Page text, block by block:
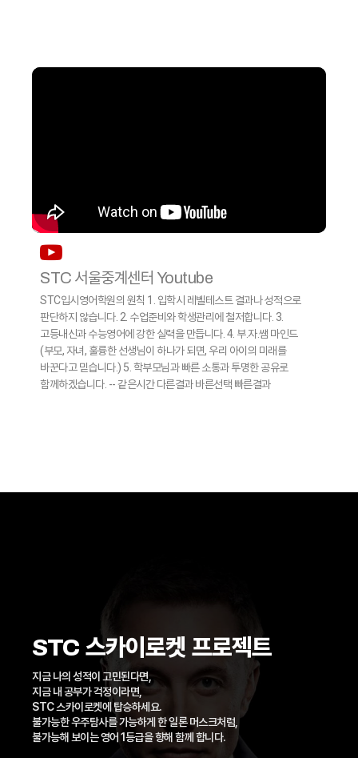
STC 서울중계센터 Youtube
STC입시영어학원의 원칙 1. 입학시 레벨테스트 결과나 성적으로
판단하지 않습니다. 2. 수업준비와 학생관리에 철저합니다. 3.
고등내신과 수능영어에 강한 실력을 만듭니다. 4. 부.자.쌤 마인드
(부모, 자녀, 훌륭한 선생님이 하나가 되면, 우리 아이의 미래를
바꾼다고 믿습니다.) 5. 학부모님과 빠른 소통과 투명한 공유로
함께하겠습니다. -- 같은시간 다른결과 바른선택 빠른결과
STC 스카이로켓 프로젝트
지금 나의 성적이 고민된다면,
지금 내 공부가 걱정이라면,
STC 스카이로켓에 탑승하세요.
불가능한 우주탐사를 가능하게 한 일론 머스크처럼,
불가능해 보이는 영어 1등급을 향해 함께 합니다.